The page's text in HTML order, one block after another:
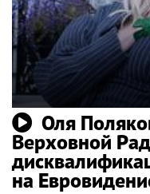
Оля
Верховной
на